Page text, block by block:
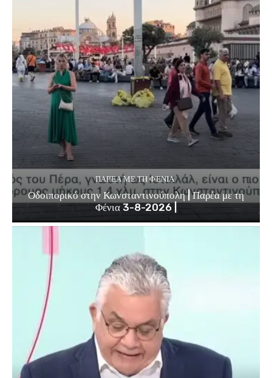
ΠΑΡΈΑ ΜΕ ΤΗ ΦΈΝΙΑ
Οδοιπορικό στην Κωνσταντινούπολη | Παρέα με τη
Φένια 3-8-2026 |